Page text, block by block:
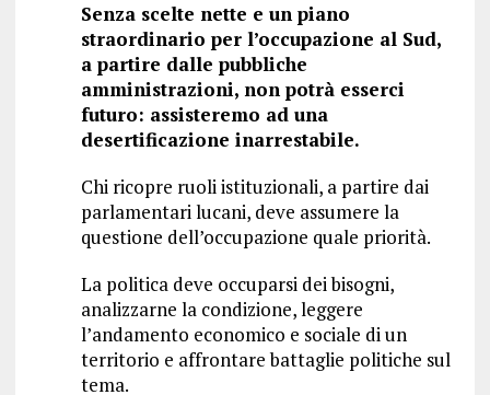
Senza scelte nette e un piano
straordinario per l’occupazione al Sud,
a partire dalle pubbliche
amministrazioni, non potrà esserci
futuro: assisteremo ad una
desertificazione inarrestabile.
Chi ricopre ruoli istituzionali, a partire dai
parlamentari lucani, deve assumere la
questione dell’occupazione quale priorità.
La politica deve occuparsi dei bisogni,
analizzarne la condizione, leggere
l’andamento economico e sociale di un
territorio e affrontare battaglie politiche sul
tema.